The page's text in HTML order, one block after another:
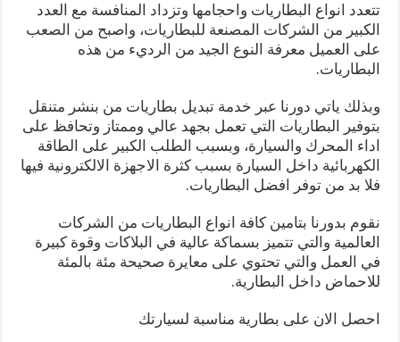
تتعدد انواع البطاريات واحجامها وتزداد المنافسة مع العدد
الكبير من الشركات المصنعة للبطاريات، واصبح من الصعب
على العميل معرفة النوع الجيد من الرديء من هذه
البطاريات.
وبذلك ياتي دورنا عبر خدمة تبديل بطاريات من بنشر متنقل
بتوفير البطاريات التي تعمل بجهد عالي وممتاز وتحافظ على
اداء المحرك والسيارة، وبسبب الطلب الكبير على الطاقة
الكهربائية داخل السيارة بسبب كثرة الاجهزة الالكترونية فيها
فلا بد من توفر افضل البطاريات.
نقوم بدورنا بتامين كافة انواع البطاريات من الشركات
العالمية والتي تتميز بسماكة عالية في البلاكات وقوة كبيرة
في العمل والتي تحتوي على معايرة صحيحة مئة بالمئة
للاحماض داخل البطارية.
احصل الان على بطارية مناسبة لسيارتك